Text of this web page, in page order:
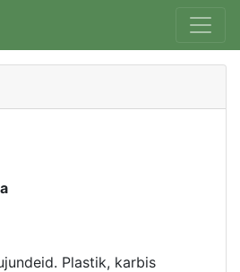
Plastik, karbis